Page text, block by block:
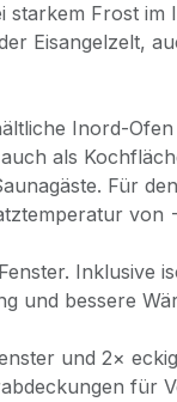
starkem Frost im
Eisangelzelt,
Inord-
als
Für
von
Inklusive
und bessere
und 2×
für